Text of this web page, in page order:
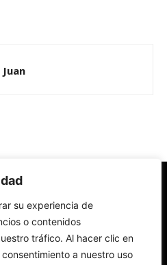
su experiencia de
o contenidos
tráfico. Al hacer clic en
a nuestro uso
Juan
católica y la sociedad